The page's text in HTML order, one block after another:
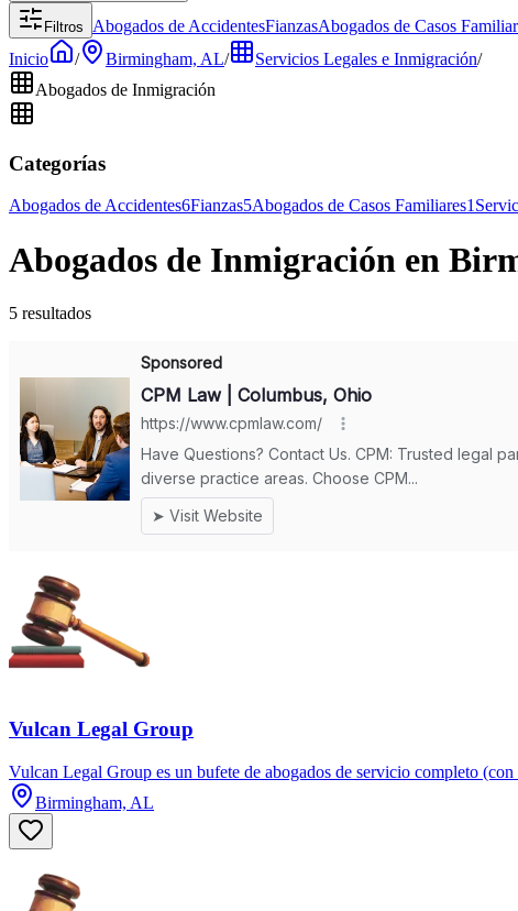
Filtros Abogados de AccidentesFianzasAbogados de Casos
Inicio
/ Birmingham, AL/ Servicios Legales e Inmigración/
Abogados de Inmigración
Categorías
Abogados de Accidentes6Fianzas5Abogados de Casos Familiares1
Abogados de Inmigración en
5 resultados
Vulcan Legal Group
Vulcan Legal Group es un bufete de abogados de servicio completo
Birmingham, AL